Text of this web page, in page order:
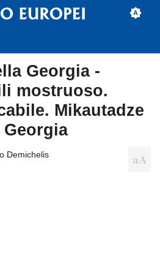
Georgia -
mostruoso.
Mikautadze
Demichelis